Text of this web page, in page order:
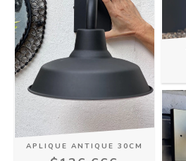
APLIQUE ANTIQUE 30CM